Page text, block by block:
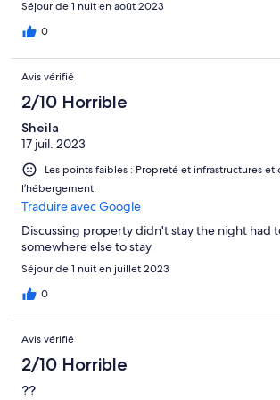
Séjour de 1 nuit en août 2023
0
Avis vérifié
2/10 Horrible
Sheila
17 juil. 2023
Les points faibles : Propreté et infrastructures
l’hébergement
Traduire avec Google
Discussing property didn't stay the night had
somewhere else to stay
Séjour de 1 nuit en juillet 2023
0
Avis vérifié
2/10 Horrible
??